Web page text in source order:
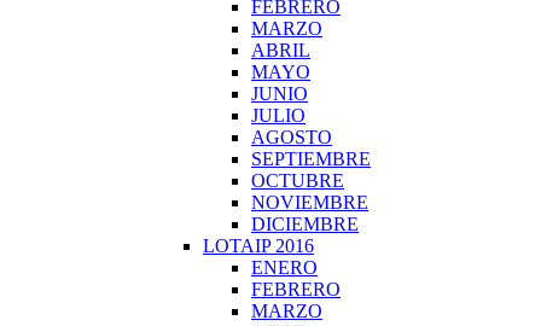
FEBRERO
MARZO
ABRIL
MAYO
JUNIO
JULIO
AGOSTO
SEPTIEMBRE
OCTUBRE
NOVIEMBRE
DICIEMBRE
LOTAIP 2016
ENERO
FEBRERO
MARZO